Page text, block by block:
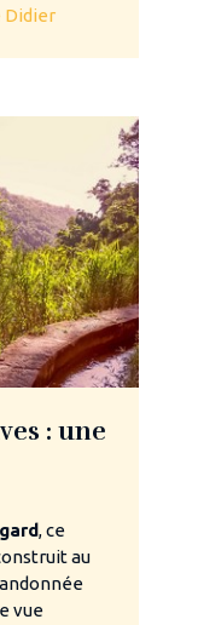
Didier
: une
, ce
au
vue